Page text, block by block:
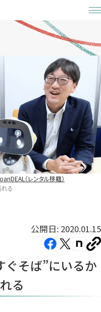
（レンタル移籍）
る
公開日: 2020.01.15
Facebook（新
い
ブ
X（新
い
ブ
note（新
い
ブ
コ
ぐそば”にいるか
る